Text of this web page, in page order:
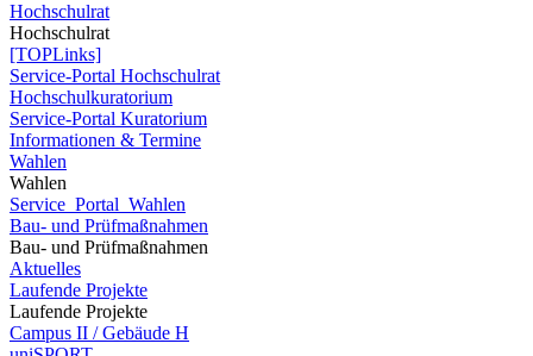
Hochschulrat
Hochschulrat
[TOPLinks]
Service-Portal Hochschulrat
Hochschulkuratorium
Service-Portal Kuratorium
Informationen & Termine
Wahlen
Wahlen
Service_Portal_Wahlen
Bau- und Prüfmaßnahmen
Bau- und Prüfmaßnahmen
Aktuelles
Laufende Projekte
Laufende Projekte
Campus II / Gebäude H